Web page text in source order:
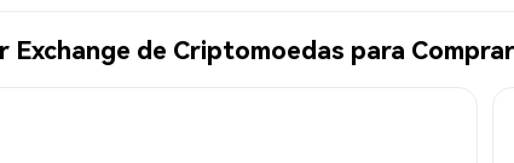
Exchange de Criptomoedas para